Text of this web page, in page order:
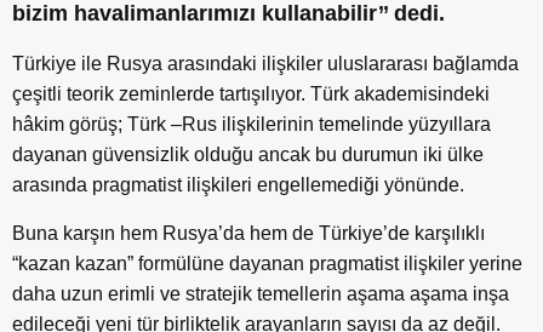
bizim havalimanlarımızı kullanabilir’’ dedi.
Türkiye ile Rusya arasındaki ilişkiler uluslararası bağlamda
çeşitli teorik zeminlerde tartışılıyor. Türk akademisindeki
hâkim görüş; Türk –Rus ilişkilerinin temelinde yüzyıllara
dayanan güvensizlik olduğu ancak bu durumun iki ülke
arasında pragmatist ilişkileri engellemediği yönünde.
Buna karşın hem Rusya’da hem de Türkiye’de karşılıklı
“kazan kazan” formülüne dayanan pragmatist ilişkiler yerine
daha uzun erimli ve stratejik temellerin aşama aşama inşa
edileceği yeni tür birliktelik arayanların sayısı da az değil.